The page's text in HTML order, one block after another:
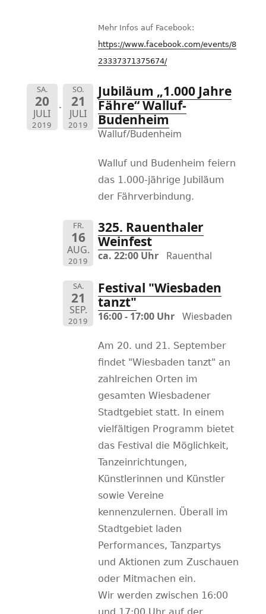
Mehr Infos auf Facebook:
https://www.facebook.com/events/8
23337371375674/
SA.
20
JULI
2019
SO.
21
JULI
2019
Jubiläum „1.000 Jahre
Fähre“ Walluf-
Budenheim
Walluf/Budenheim
Walluf und Budenheim feiern
das 1.000-jährige Jubiläum
der Fährverbindung.
FR.
16
AUG.
2019
325. Rauenthaler
Weinfest
ca. 22:00 Uhr Rauenthal
SA.
21
SEP.
2019
Festival "Wiesbaden
tanzt"
16:00 - 17:00 Uhr Wiesbaden
Am 20. und 21. September
findet "Wiesbaden tanzt" an
zahlreichen Orten im
gesamten Wiesbadener
Stadtgebiet statt. In einem
vielfältigen Programm bietet
das Festival die Möglichkeit,
Tanzeinrichtungen,
Künstlerinnen und Künstler
sowie Vereine
kennenzulernen. Überall im
Stadtgebiet laden
Performances, Tanzpartys
und Aktionen zum Zuschauen
oder Mitmachen ein.
Wir werden zwischen 16:00